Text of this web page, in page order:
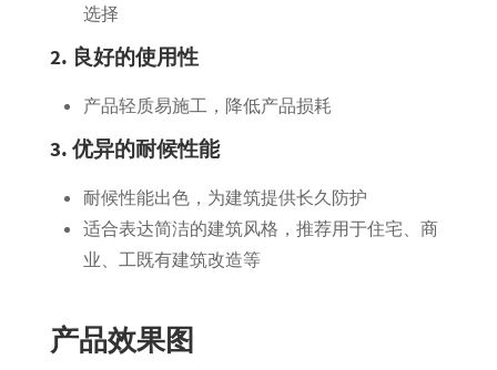
选择
2. 良好的使用性
产品轻质易施工，降低产品损耗
3. 优异的耐候性能
耐候性能出色，为建筑提供长久防护
适合表达简洁的建筑风格，推荐用于住宅、商
业、工既有建筑改造等
产品效果图